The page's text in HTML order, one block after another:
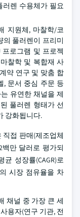
러렌 수용체가 필요
지원체, 마찰학/코
의 풀러렌이 프리미
로그램 및 프로젝
찰학 및 복합재 사
약 연구 및 맞춤 합
, 문서 중심 주문 등
유연한 채널을 제
풀러렌 형태가 선
강화됩니다.
직접 판매(제조업체
만 달러로 평가되
균 성장률(CAGR)로
시장 점유율을 차
채널 중 가장 큰 세
용자(연구 기관, 전